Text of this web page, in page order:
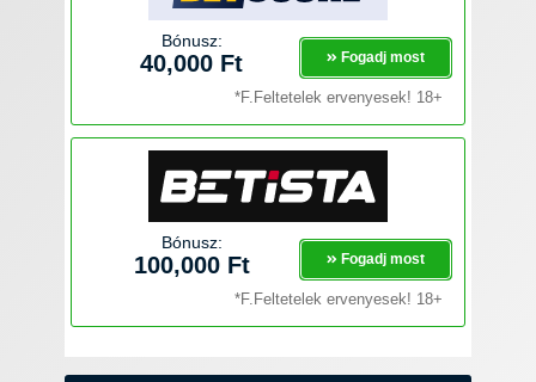
Bónusz:
40,000 Ft Fogadj most
*F.Feltetelek ervenyesek! 18+
Bónusz:
100,000 Ft Fogadj most
*F.Feltetelek ervenyesek! 18+